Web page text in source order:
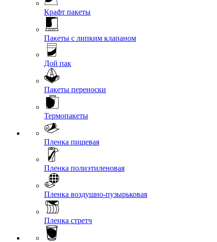
Крафт пакеты
Пакеты с липким клапаном
Дой пак
Пакеты переноски
Термопакеты
Пленка пищевая
Пленка полиэтиленовая
Пленка воздушно-пузырьковая
Пленка стретч